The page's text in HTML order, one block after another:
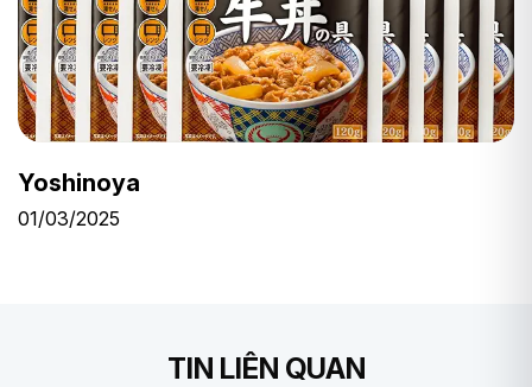
Yoshinoya
01/03/2025
TIN LIÊN QUAN